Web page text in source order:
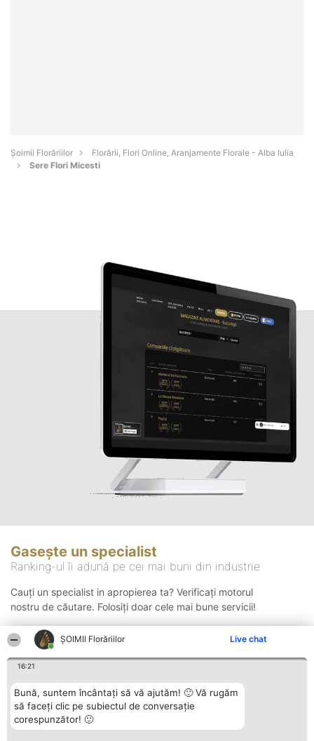
ȘOIMII Florăriilor Live chat
16:21
Bună, suntem încântați să vă ajutăm! 🙂 Vă rugăm
să faceți clic pe subiectul de conversație
corespunzător! 🙂
Șoimii Florăriilor
Florării, Flori Online, Aranjamente Florale - Alba Iulia
Sere Flori Micesti
Gasește un specialist
Ranking-ul îi adună pe cei mai buni din industrie
Cauți un specialist in apropierea ta? Verificați motorul
nostru de căutare. Folosiți doar cele mai bune servicii!